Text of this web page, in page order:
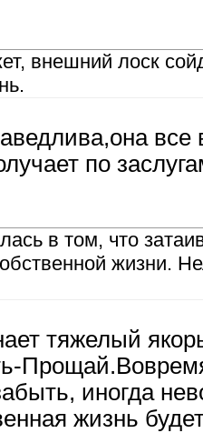
внешний лоск
все
по
в том, что
жизни.
тяжелый
иногда
жизнь